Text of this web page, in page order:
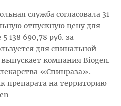
служба согласовала 31
отпускную цену для
138 690,78 руб. за
для спинальной
компания Biogen.
«Спинраза».
препарата на территорию